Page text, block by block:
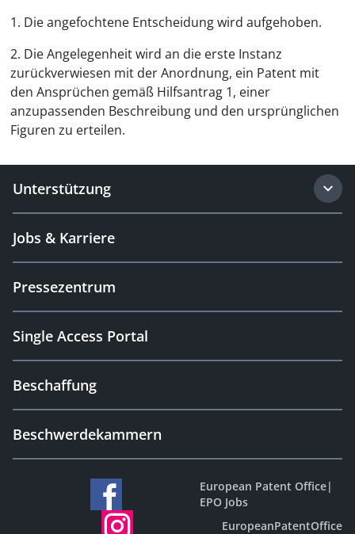
1. Die angefochtene Entscheidung wird aufgehoben.
2. Die Angelegenheit wird an die erste Instanz
zurückverwiesen mit der Anordnung, ein Patent mit
den Ansprüchen gemäß Hilfsantrag 1, einer
anzupassenden Beschreibung und den ursprünglichen
Figuren zu erteilen.
Unterstützung
Jobs & Karriere
Pressezentrum
Single Access Portal
Beschaffung
Beschwerdekammern
European Patent Office|
EPO Jobs
EuropeanPatentOffice